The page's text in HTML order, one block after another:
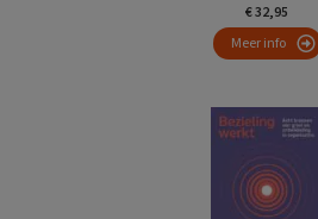
€ 32,95
Meer info